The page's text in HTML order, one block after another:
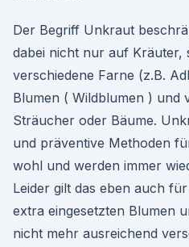
Der Begriff Unkraut
dabei nicht nur auf Kräuter,
verschiedene Farne (z.B.
Blumen ( Wildblumen ) und
Sträucher oder Bäume.
und präventive Methoden
wohl und werden immer
Leider gilt das eben auch
extra eingesetzten Blumen
nicht mehr ausreichend